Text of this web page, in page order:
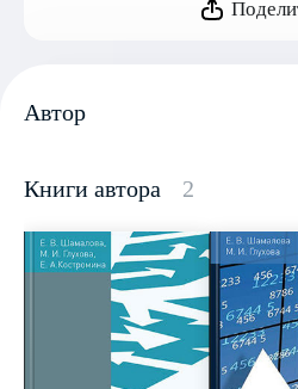
Автор
Книги автора 2